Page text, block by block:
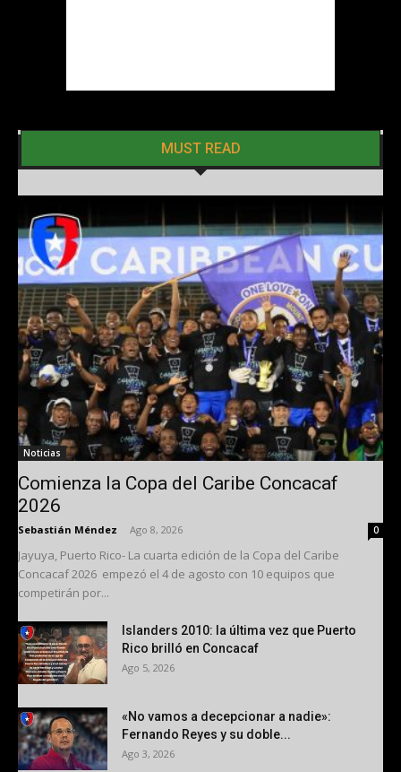
MUST READ
Noticias
Comienza la Copa del Caribe Concacaf
2026
Sebastián Méndez Ago 8, 2026 0
Jayuya, Puerto Rico- La cuarta edición de la Copa del Caribe
Concacaf 2026 empezó el 4 de agosto con 10 equipos que
competirán por...
Islanders 2010: la última vez que Puerto
Rico brilló en Concacaf
Ago 5, 2026
«No vamos a decepcionar a nadie»:
Fernando Reyes y su doble...
Ago 3, 2026